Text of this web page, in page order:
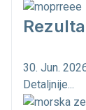
30. Jun.
Detaljnije...